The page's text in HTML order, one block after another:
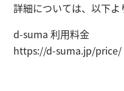
詳細については、以下よ
d-suma 利用料金
https://d-suma.jp/price/